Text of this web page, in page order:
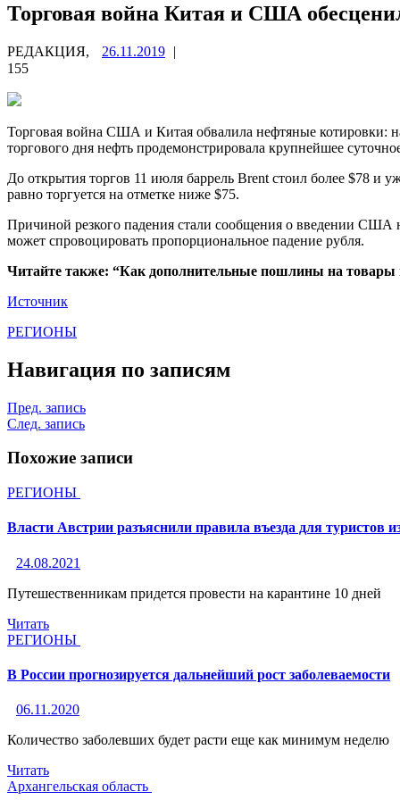
Торговая война Китая и США
РЕДАКЦИЯ, 26.11.2019 |
155
Торговая война США и Китая обвалила нефтяные котировки:
торгового дня нефть продемонстрировала крупнейшее
До открытия торгов 11 июля баррель Brent стоил более $78 и
равно торгуется на отметке ниже $75.
Причиной резкого падения стали сообщения о введении
может спровоцировать пропорциональное падение рубля.
Читайте также: “Как дополнительные пошлины на
Источник
РЕГИОНЫ
Навигация по записям
Пред. запись
След. запись
Похожие записи
РЕГИОНЫ
Власти Австрии разъяснили правила въезда для туристов
24.08.2021
Путешественникам придется провести на карантине 10 дней
Читать
РЕГИОНЫ
В России прогнозируется дальнейший рост заболеваемости
06.11.2020
Количество заболевших будет расти еще как минимум неделю
Читать
Архангельская область